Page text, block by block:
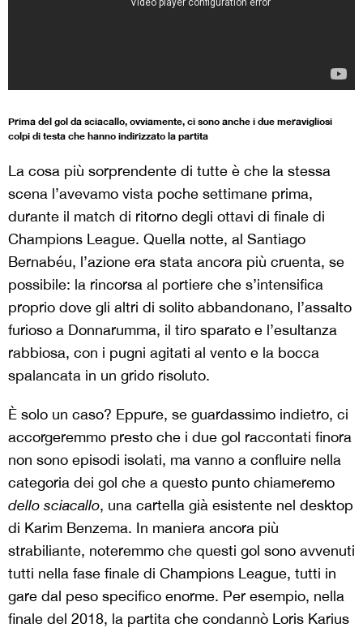
Prima del gol da sciacallo, ovviamente, ci sono anche i due meravigliosi
colpi di testa che hanno indirizzato la partita
La cosa più sorprendente di tutte è che la stessa
scena l’avevamo vista poche settimane prima,
durante il match di ritorno degli ottavi di finale di
Champions League. Quella notte, al Santiago
Bernabéu, l’azione era stata ancora più cruenta, se
possibile: la rincorsa al portiere che s’intensifica
proprio dove gli altri di solito abbandonano, l’assalto
furioso a Donnarumma, il tiro sparato e l’esultanza
rabbiosa, con i pugni agitati al vento e la bocca
spalancata in un grido risoluto.
È solo un caso? Eppure, se guardassimo indietro, ci
accorgeremmo presto che i due gol raccontati finora
non sono episodi isolati, ma vanno a confluire nella
categoria dei gol che a questo punto chiameremo
dello sciacallo, una cartella già esistente nel desktop
di Karim Benzema. In maniera ancora più
strabiliante, noteremmo che questi gol sono avvenuti
tutti nella fase finale di Champions League, tutti in
gare dal peso specifico enorme. Per esempio, nella
finale del 2018, la partita che condannò Loris Karius